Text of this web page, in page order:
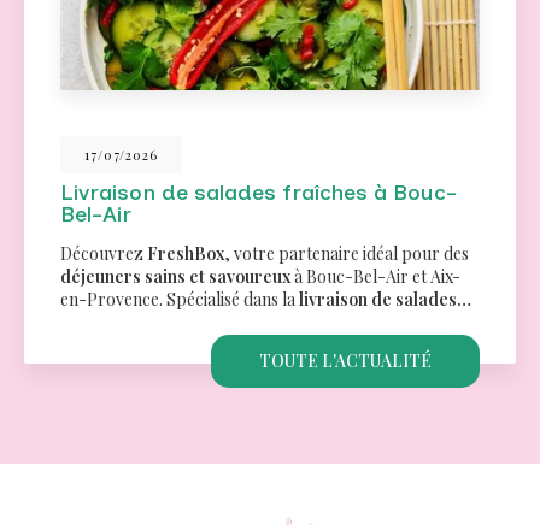
26/06/2026
Traiteur pour un séminaire à Aix-en-
Provence
Des menus variés pour tous les goûtsChezFreshBox,
nous comprenons l'importance de proposer des
options culinaires qui répondent aux besoins et
TOUTE L'ACTUALITÉ